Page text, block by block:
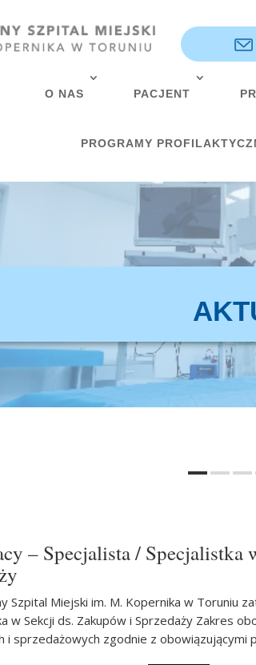
O NAS PACJENT
PROGRAMY
– Specjalista / Specjalistka
Szpital Miejski im. M. Kopernika w Toruniu
w Sekcji ds. Zakupów i Sprzedaży Zakres
i sprzedażowych zgodnie z obowiązującymi